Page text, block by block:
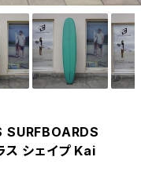
SURFBOARDS
シェイプ Kai